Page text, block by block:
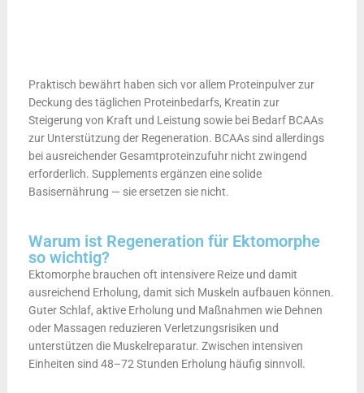
Praktisch bewährt haben sich vor allem Proteinpulver zur
Deckung des täglichen Proteinbedarfs, Kreatin zur
Steigerung von Kraft und Leistung sowie bei Bedarf BCAAs
zur Unterstützung der Regeneration. BCAAs sind allerdings
bei ausreichender Gesamtproteinzufuhr nicht zwingend
erforderlich. Supplements ergänzen eine solide
Basisernährung — sie ersetzen sie nicht.
Warum ist Regeneration für Ektomorphe
so wichtig?
Ektomorphe brauchen oft intensivere Reize und damit
ausreichend Erholung, damit sich Muskeln aufbauen können.
Guter Schlaf, aktive Erholung und Maßnahmen wie Dehnen
oder Massagen reduzieren Verletzungsrisiken und
unterstützen die Muskelreparatur. Zwischen intensiven
Einheiten sind 48–72 Stunden Erholung häufig sinnvoll.